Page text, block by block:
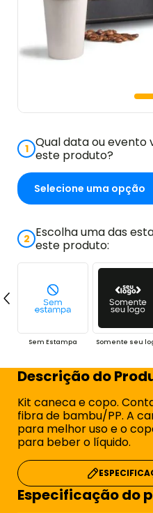
1 Qual data ou
este produto?
2 Escolha uma das
este produto:
Sem Estampa Somente seu
Descrição do
Kit caneca e copo.
fibra de bambu/PP. A
para melhor uso e o
para beber o líquido.
Especificação do